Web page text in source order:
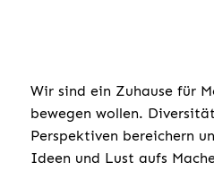
Wir sind ein Zuhause für
bewegen wollen.
Perspektiven bereichern
Ideen und Lust aufs